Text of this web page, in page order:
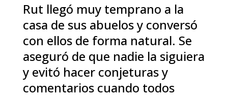
Rut llegó muy temprano a la
casa de sus abuelos y conversó
con ellos de forma natural. Se
aseguró de que nadie la siguiera
y evitó hacer conjeturas y
comentarios cuando todos